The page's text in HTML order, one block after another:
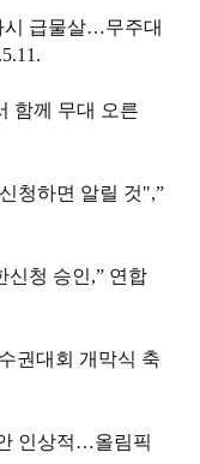
시 급물살…무주대
함께 무대 오른
청하면 알릴 것",”
신청 승인,” 연합
권대회 개막식 축
인상적…올림픽